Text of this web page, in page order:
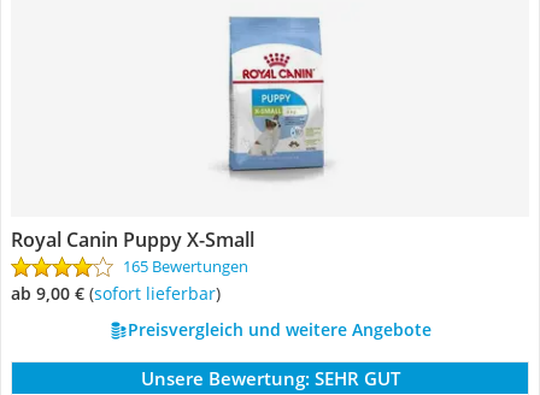
Royal Canin Puppy X-Small
165 Bewertungen
ab 9,00 € ( Sofort lieferbar)
Preisvergleich und weitere Angebote
Unsere Bewertung: SEHR GUT